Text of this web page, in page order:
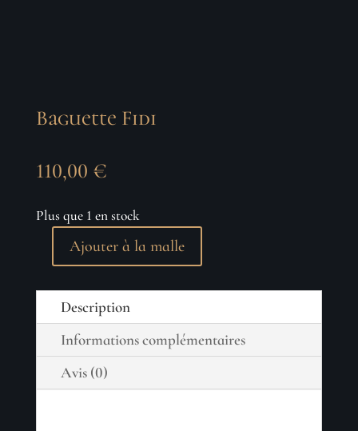
Baguette Fidi
110,00 €
Plus que 1 en stock
quantité
Baguette
Ajouter à la malle
Description
Informations complémentaires
Avis (0)